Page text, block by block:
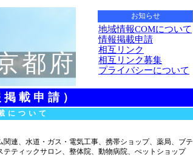
都府
お知らせ
地域情報COMについて
情報掲載申請
相互リンク
相互リンク募集
プライバシーについて
載申請）
について
連、水道・ガス・電気工事、携帯ショップ、薬局、ブテ
ティックサロン、整体院、動物病院、ぺットショップ